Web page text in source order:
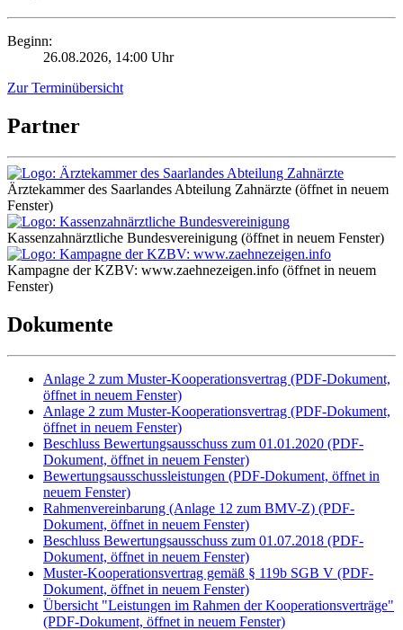
Beginn:
26.08.2026, 14:00 Uhr
Zur Terminübersicht
Partner
Ärztekammer des Saarlandes Abteilung Zahnärzte (öffnet in neuem
Fenster)
Kassenzahnärztliche Bundesvereinigung (öffnet in neuem Fenster)
Kampagne der KZBV: www.zaehnezeigen.info (öffnet in neuem
Fenster)
Dokumente
Anlage 2 zum Muster-Kooperationsvertrag (PDF-Dokument,
öffnet in neuem Fenster)
Anlage 2 zum Muster-Kooperationsvertrag (PDF-Dokument,
öffnet in neuem Fenster)
Beschluss Bewertungsausschuss zum 01.01.2020 (PDF-
Dokument, öffnet in neuem Fenster)
Bewertungsausschussleistungen (PDF-Dokument, öffnet in
neuem Fenster)
Rahmenvereinbarung (Anlage 12 zum BMV-Z) (PDF-
Dokument, öffnet in neuem Fenster)
Beschluss Bewertungsausschuss zum 01.07.2018 (PDF-
Dokument, öffnet in neuem Fenster)
Muster-Kooperationsvertrag gemäß § 119b SGB V (PDF-
Dokument, öffnet in neuem Fenster)
Übersicht "Leistungen im Rahmen der Kooperationsverträge"
(PDF-Dokument, öffnet in neuem Fenster)